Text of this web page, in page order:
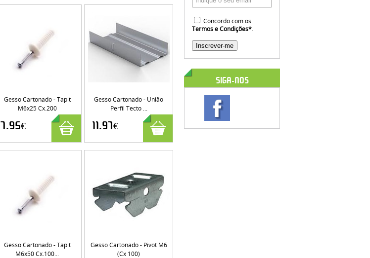
Gesso Cartonado - Tapit
M6x25 Cx.200
7.95€
Gesso Cartonado - União
Perfil Tecto ...
11.97€
Gesso Cartonado - Tapit
M6x50 Cx.100...
Gesso Cartonado - Pivot M6
(cx 100)
Concordo com os
Termos e Condições*
SIGA-NOS